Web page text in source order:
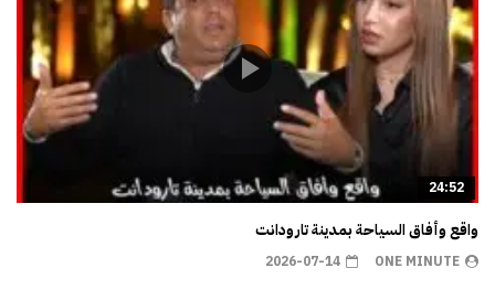
24:52
واقع وأفاق السياحة بمدينة تارودانت
ONE MINUTE
2026-07-14